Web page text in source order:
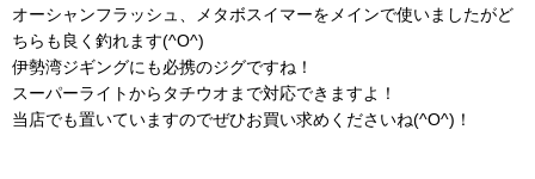
オーシャンフラッシュ、メタボスイマーをメインで使いましたがど
ちらも良く釣れます(^O^)
伊勢湾ジギングにも必携のジグですね！
スーパーライトからタチウオまで対応できますよ！
当店でも置いていますのでぜひお買い求めくださいね(^O^)！